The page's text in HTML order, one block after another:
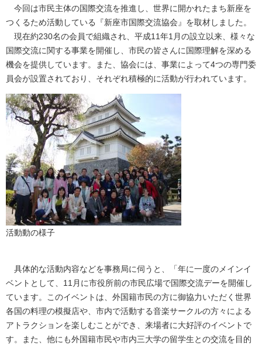
今回は市民主体の国際交流を推進し、世界に開かれたまち新座を
つくるため活動している『新座市国際交流協会』を取材しました。
現在約230名の会員で組織され、平成11年1月の設立以来、様々な
国際交流に関する事業を開催し、市民の皆さんに国際理解を深める
機会を提供しています。また、協会には、事業によって4つの専門委
員会が設置されており、それぞれ積極的に活動が行われています。
活動動の様子
具体的な活動内容などを事務局に伺うと、「年に一度のメインイ
ベントとして、11月に市役所前の市民広場で国際交流デーを開催し
ています。このイベントは、外国籍市民の方に御協力いただく世界
各国の料理の模擬店や、市内で活動する音楽サークルの方々による
アトラクションを楽しむことができ、来場者に大好評のイベントで
す。また、他にも外国籍市民や市内三大学の留学生との交流を目的